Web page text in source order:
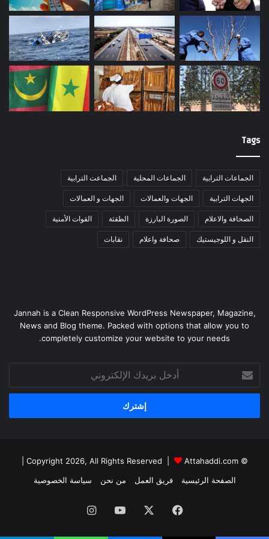
Tags
الجماعات الترابية الجماعات المحلية الجماعت الترابية
الجهات الترابية الجهات والعمالات الجهات و العمالات
الصحافة والاعلام الصورة البارزة الطقثة القوات الأمنية
النقل و اللوجيستيك صحافة واعلام نقابات
Jannah is a Clean Responsive WordPress Newspaper, Magazine,
News and Blog theme. Packed with options that allow you to
completely customize your website to your needs.
بريدك
الإلكتروني
© Copyright 2026, All Rights Reserved |
Attahaddi.com
الصفحة الرئيسية
فريق العمل من نحن سياسة الخصوصية
فيسبوك يوتيوبانستقرام